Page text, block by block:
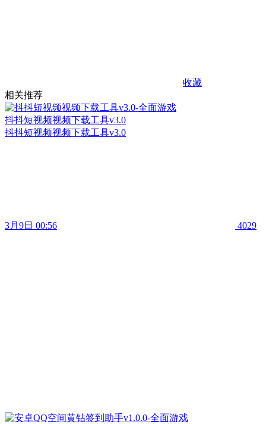
收藏
相关推荐
抖抖短视频视频下载工具v3.0
抖抖短视频视频下载工具v3.0
3月9日 00:56 4029